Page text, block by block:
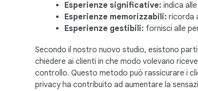
Esperienze significative: indica
Esperienze memorizzabili: ricorda
Esperienze gestibili: fornisci alle
Secondo il nostro nuovo studio, esistono
chiedere ai clienti in che modo volevano
controllo. Questo metodo può rassicurare i
privacy ha contribuito ad aumentare la